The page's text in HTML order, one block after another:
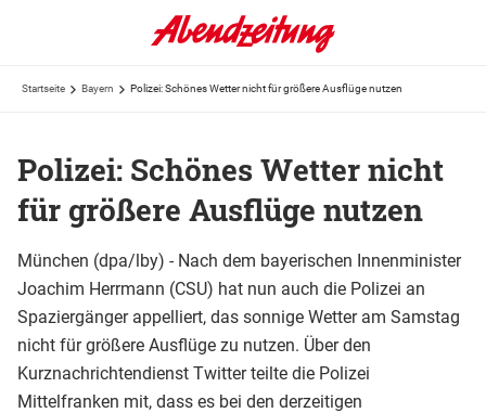
Startseite Bayern Polizei: Schönes Wetter nicht für größere Ausflüge nutzen
Polizei: Schönes Wetter nicht
für größere Ausflüge nutzen
München (dpa/lby) - Nach dem bayerischen Innenminister
Joachim Herrmann (CSU) hat nun auch die Polizei an
Spaziergänger appelliert, das sonnige Wetter am Samstag
nicht für größere Ausflüge zu nutzen. Über den
Kurznachrichtendienst Twitter teilte die Polizei
Mittelfranken mit, dass es bei den derzeitigen